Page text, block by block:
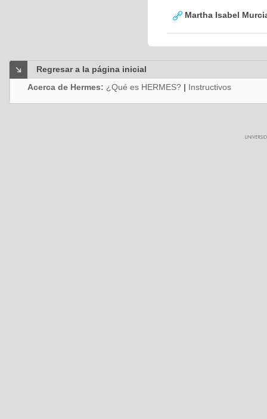
Martha Isabel
Regresar a la página inicial
Acerca de Hermes: ¿Qué es HERMES? | Instructivos